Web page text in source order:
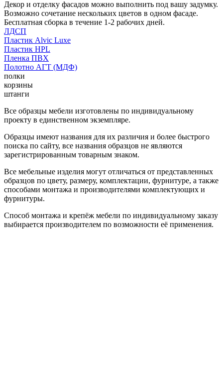
Декор и отделку фасадов можно выполнить под вашу задумку.
Возможно сочетание нескольких цветов в одном фасаде.
Бесплатная сборка в течение 1-2 рабочих дней.
ЛДСП
Пластик Alvic Luxe
Пластик HPL
Пленка ПВХ
Полотно АГТ (МДФ)
полки
корзины
штанги
Все образцы мебели изготовлены по индивидуальному
проекту в единственном экземпляре.
Образцы имеют названия для их различия и более быстрого
поиска по сайту, все названия образцов не являются
зарегистрированным товарным знаком.
Все мебельные изделия могут отличаться от представленных
образцов по цвету, размеру, комплектации, фурнитуре, а также
способами монтажа и производителями комплектующих и
фурнитуры.
Способ монтажа и крепёж мебели по индивидуальному заказу
выбирается производителем по возможности её применения.